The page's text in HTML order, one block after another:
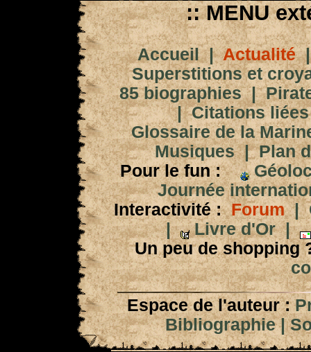
:: MENU
Accueil|Actualité
Superstitions et
85 biographies|
|Citations
Glossaire de la
Musiques|Plan
Pour le fun :
Journée
Interactivité : Forum|
|
Livre d'Or|
Un peu de shopping
Espace de l'auteur :
Bibliographie|